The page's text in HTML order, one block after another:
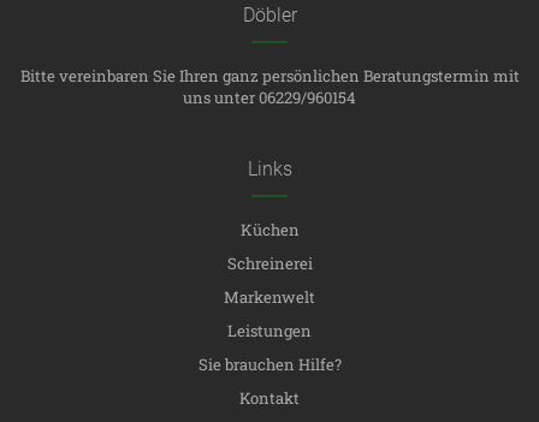
Döbler
Bitte vereinbaren Sie Ihren ganz persönlichen Beratungstermin mit
uns unter 06229/960154
Links
Küchen
Schreinerei
Markenwelt
Leistungen
Sie brauchen Hilfe?
Kontakt